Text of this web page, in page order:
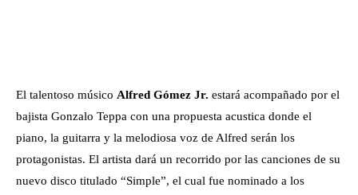
El talentoso músico Alfred Gómez Jr. estará acompañado por el
bajista Gonzalo Teppa con una propuesta acustica donde el
piano, la guitarra y la melodiosa voz de Alfred serán los
protagonistas. El artista dará un recorrido por las canciones de su
nuevo disco titulado “Simple”, el cual fue nominado a los